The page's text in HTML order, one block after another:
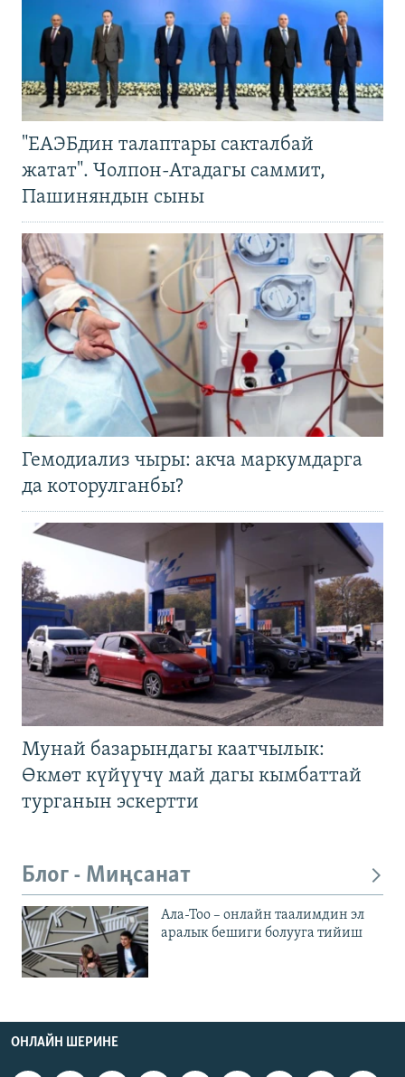
"ЕАЭБдин талаптары сакталбай
жатат". Чолпон-Атадагы саммит,
Пашиняндын сыны
Гемодиализ чыры: акча маркумдарга
да которулганбы?
Мунай базарындагы каатчылык:
Өкмөт күйүүчү май дагы кымбаттай
турганын эскертти
Блог - Миңсанат
Ала-Тоо – онлайн таалимдин эл
аралык бешиги болууга тийиш
ОНЛАЙН ШЕРИНЕ